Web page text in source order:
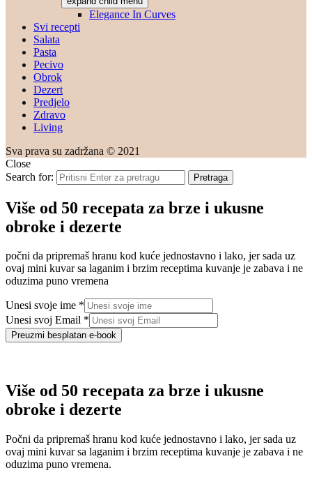
Elegance In Curves
Svi recepti
Salata
Pasta
Pecivo
Obrok
Dezert
Predjelo
Zdravo
Living
Sva prava su zadržana © 2021
Close
Search for:
Pretraga
Više od 50 recepata za brze i ukusne
obroke i dezerte
počni da pripremaš hranu kod kuće jednostavno i lako, jer sada uz
ovaj mini kuvar sa laganim i brzim receptima kuvanje je zabava i ne
oduzima puno vremena
Unesi svoje ime *
Unesi svoj Email *
Preuzmi besplatan e-book
Više od 50 recepata za brze i ukusne
obroke i dezerte
Počni da pripremaš hranu kod kuće jednostavno i lako, jer sada uz
ovaj mini kuvar sa laganim i brzim receptima kuvanje je zabava i ne
oduzima puno vremena.